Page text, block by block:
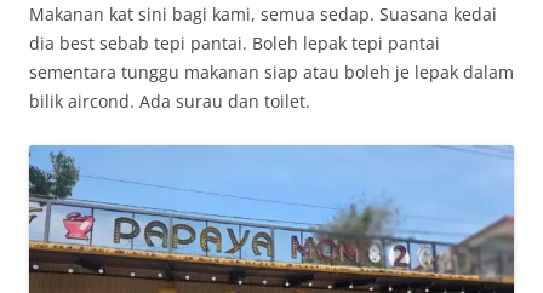
Makanan kat sini bagi kami, semua sedap. Suasana kedai
dia best sebab tepi pantai. Boleh lepak tepi pantai
sementara tunggu makanan siap atau boleh je lepak dalam
bilik aircond. Ada surau dan toilet.